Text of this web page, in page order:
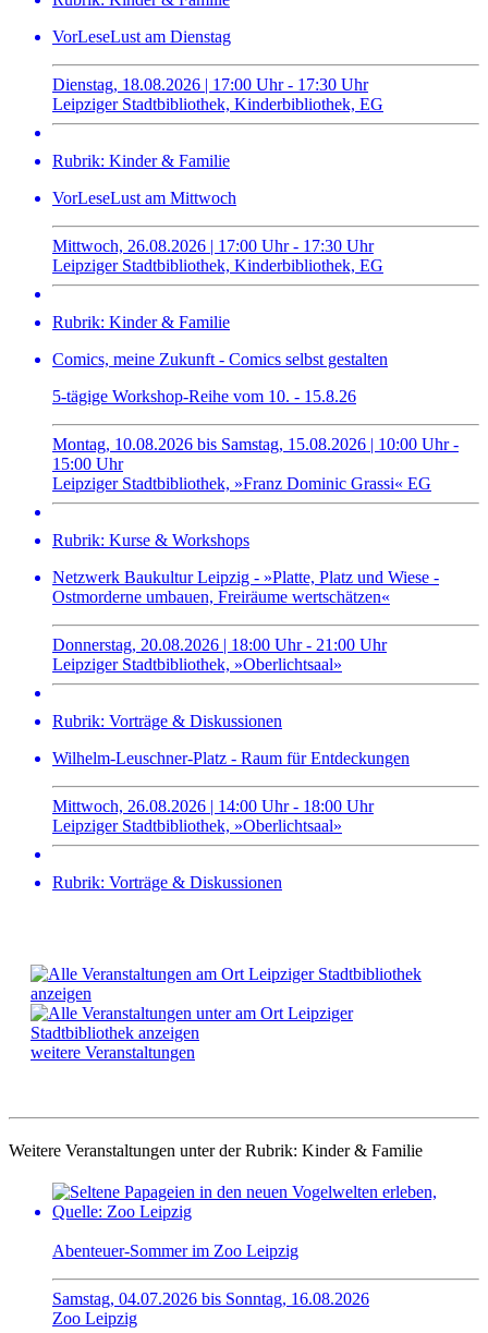
VorLeseLust am Dienstag
Dienstag, 18.08.2026 | 17:00 Uhr - 17:30 Uhr
Leipziger Stadtbibliothek, Kinderbibliothek, EG
Rubrik: Kinder & Familie
VorLeseLust am Mittwoch
Mittwoch, 26.08.2026 | 17:00 Uhr - 17:30 Uhr
Leipziger Stadtbibliothek, Kinderbibliothek, EG
Rubrik: Kinder & Familie
Comics, meine Zukunft - Comics selbst gestalten
5-tägige Workshop-Reihe vom 10. - 15.8.26
Montag, 10.08.2026 bis Samstag, 15.08.2026 | 10:00 Uhr -
15:00 Uhr
Leipziger Stadtbibliothek, »Franz Dominic Grassi« EG
Rubrik: Kurse & Workshops
Netzwerk Baukultur Leipzig - »Platte, Platz und Wiese -
Ostmorderne umbauen, Freiräume wertschätzen«
Donnerstag, 20.08.2026 | 18:00 Uhr - 21:00 Uhr
Leipziger Stadtbibliothek, »Oberlichtsaal»
Rubrik: Vorträge & Diskussionen
Wilhelm-Leuschner-Platz - Raum für Entdeckungen
Mittwoch, 26.08.2026 | 14:00 Uhr - 18:00 Uhr
Leipziger Stadtbibliothek, »Oberlichtsaal»
Rubrik: Vorträge & Diskussionen
weitere Veranstaltungen
Weitere Veranstaltungen unter der Rubrik: Kinder & Familie
Abenteuer-Sommer im Zoo Leipzig
Samstag, 04.07.2026 bis Sonntag, 16.08.2026
Zoo Leipzig